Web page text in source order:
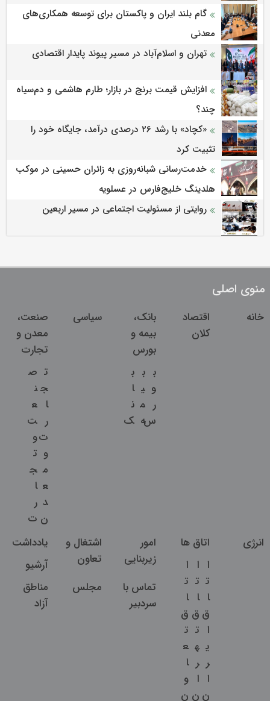
گام بلند ایران و پاکستان برای توسعه همکاری‌های
معدنی
تهران و اسلام‌آباد در مسیر پیوند پایدار اقتصادی
افزایش قیمت برنج در بازار؛ طارم هاشمی و دم‌سیاه
چند؟
«کچاد» با رشد ۲۶ درصدی درآمد، جایگاه خود را
تثبیت کرد
خدمت‌رسانی شبانه‌روزی به زائران حسینی در موکب
هلدینگ خلیج‌فارس در عسلویه
روایتی از مسئولیت اجتماعی در مسیر اربعین
منوی اصلی
خانه
اقتصاد
کلان
بانک،
بیمه و
بورس
ب
و
ر
س
ب
ی
م
ه
ب
ا
ن
ک
سیاسی
صنعت،
معدن و
تجارت
ت
ج
ا
ر
ت
و
م
ع
د
ن
ص
ن
ع
ت
و
ت
ج
ا
ر
ت
انرژی
اتاق ها
ا
ت
ا
ق
ا
ی
ر
ا
ن
ا
ت
ا
ق
ت
ه
ر
ا
ن
ا
ت
ا
ق
ت
ع
ا
و
ن
امور
زیربنایی
اشتغال و
تعاون
یادداشت
آرشیو
تماس با
سردبیر
مجلس
مناطق
آزاد